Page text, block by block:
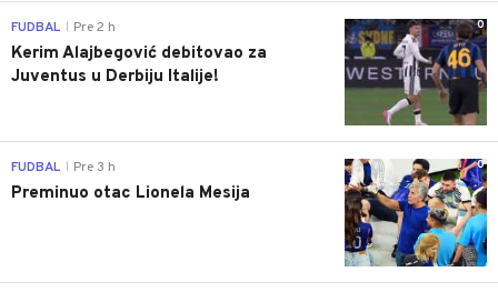
0
FUDBAL Pre 2 h
Kerim Alajbegović debitovao za
Juventus u Derbiju Italije!
0
FUDBAL Pre 3 h
Preminuo otac Lionela Mesija